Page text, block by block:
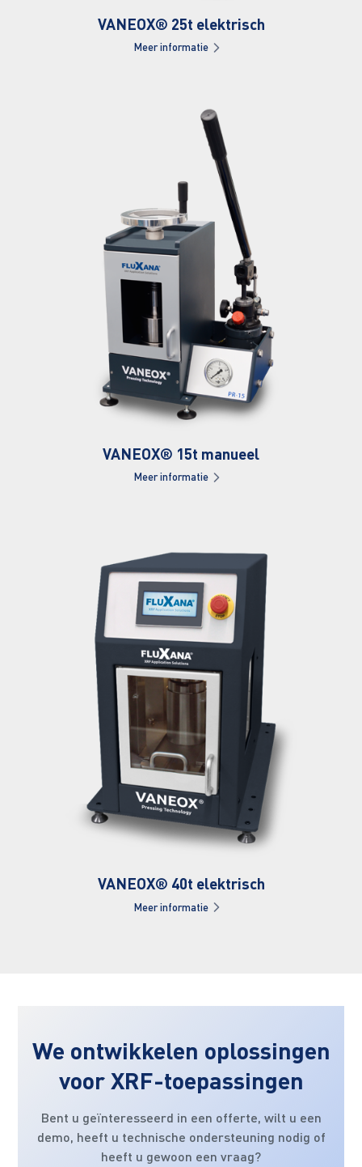
VANEOX® 25t elektrisch
Meer informatie
VANEOX® 15t manueel
Meer informatie
VANEOX® 40t elektrisch
Meer informatie
We ontwikkelen oplossingen
voor XRF-toepassingen
Bent u geïnteresseerd in een offerte, wilt u een
demo, heeft u technische ondersteuning nodig of
heeft u gewoon een vraag?